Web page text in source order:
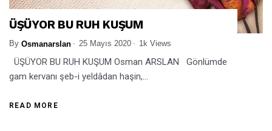
ÜŞÜYOR BU RUH KUŞUM
By Osmanarslan 25 Mayıs 2020 1k Views
ÜŞÜYOR BU RUH KUŞUM Osman ARSLAN Gönlümde
gam kervanı şeb-i yeldâdan haşin,...
READ MORE